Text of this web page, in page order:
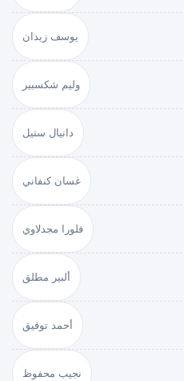
يوسف زيدان
وليم شكسبير
دانيال ستيل
غسان كنفاني
فلورا مجدلاوي
ألبير مطلق
أحمد توفيق
نجيب محفوظ